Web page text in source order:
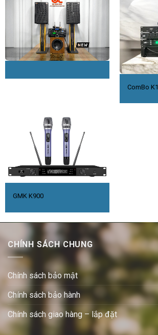
ComBo K1
GMK K900
CHÍNH SÁCH CHUNG
Chính sách bảo mật
Chính sách bảo hành
Chính sách giao hàng – lắp đặt